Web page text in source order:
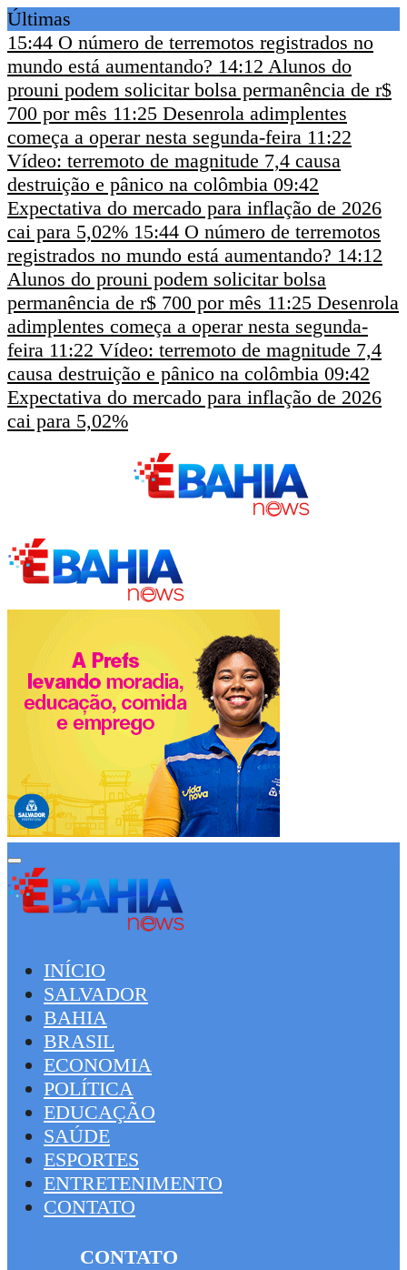
Últimas
15:44 O número de terremotos registrados no
mundo está aumentando? 14:12 Alunos do
prouni podem solicitar bolsa permanência de r$
700 por mês 11:25 Desenrola adimplentes
começa a operar nesta segunda-feira 11:22
Vídeo: terremoto de magnitude 7,4 causa
destruição e pânico na colômbia 09:42
Expectativa do mercado para inflação de 2026
cai para 5,02% 15:44 O número de terremotos
registrados no mundo está aumentando? 14:12
Alunos do prouni podem solicitar bolsa
permanência de r$ 700 por mês 11:25 Desenrola
adimplentes começa a operar nesta segunda-
feira 11:22 Vídeo: terremoto de magnitude 7,4
causa destruição e pânico na colômbia 09:42
Expectativa do mercado para inflação de 2026
cai para 5,02%
INÍCIO
SALVADOR
BAHIA
BRASIL
ECONOMIA
POLÍTICA
EDUCAÇÃO
SAÚDE
ESPORTES
ENTRETENIMENTO
CONTATO
CONTATO